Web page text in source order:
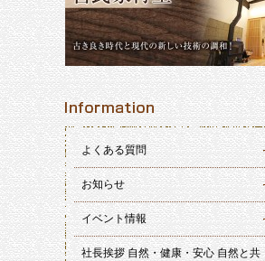
よくある質問
お知らせ
イベント情報
社長挨拶 自然・健康・安心 自然と共